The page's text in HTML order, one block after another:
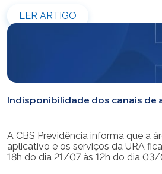
eficiência e transparência os
de 39 mil participantes. Temos […]
LER ARTIGO
Indisponibilidade dos canais de
A CBS Previdência informa que a
aplicativo e os serviços da URA
18h do dia 21/07 às 12h do dia